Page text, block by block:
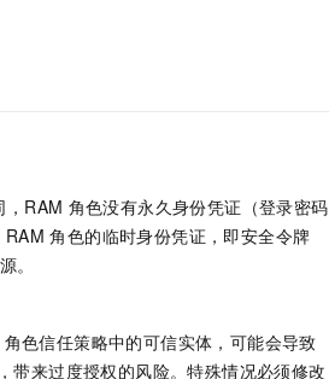
，RAM 角色没有永久身份凭证（登录密码
RAM 角色的临时身份凭证，即安全令牌
。
角色信任策略中的可信实体，可能会导致
带来过度授权的风险。特殊情况必须修改